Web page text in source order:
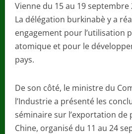
Vienne du 15 au 19 septembre
La délégation burkinabè y a
engagement pour l’utilisation
atomique et pour le
pays.
De son côté, le ministre du
l’Industrie a présenté les
séminaire sur l’exportation de
Chine, organisé du 11 au 24